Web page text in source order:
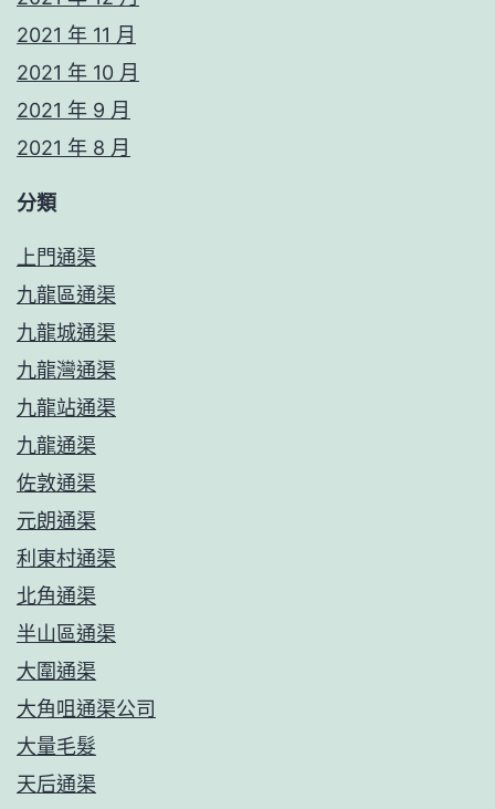
2021 年 11 月
2021 年 10 月
2021 年 9 月
2021 年 8 月
分類
上門通渠
九龍區通渠
九龍城通渠
九龍灣通渠
九龍站通渠
九龍通渠
佐敦通渠
元朗通渠
利東村通渠
北角通渠
半山區通渠
大圍通渠
大角咀通渠公司
大量毛髮
天后通渠